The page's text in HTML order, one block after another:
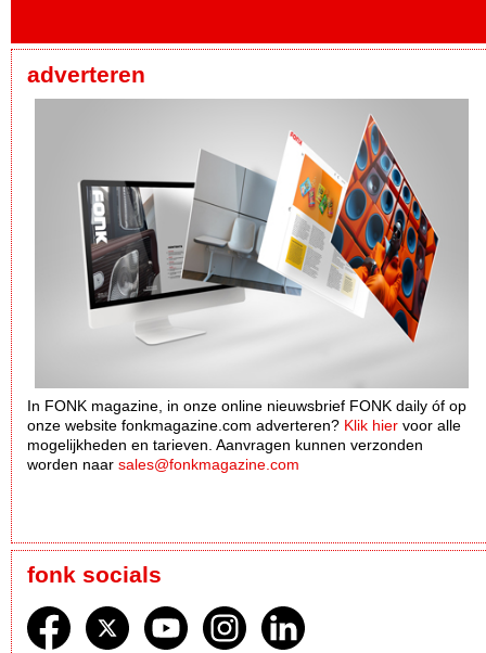
adverteren
In FONK magazine, in onze online nieuwsbrief FONK daily óf op
onze website fonkmagazine.com adverteren? Klik hier voor alle
mogelijkheden en tarieven. Aanvragen kunnen verzonden
worden naar sales@fonkmagazine.com
fonk socials